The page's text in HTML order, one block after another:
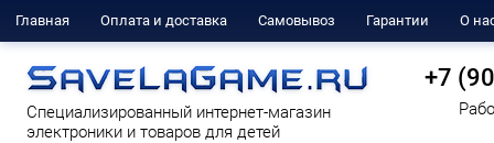
Главная Оплата и доставка Самовывоз Гарантии О
Cпециализированный интернет-магазин
электроники и товаров для детей
+7